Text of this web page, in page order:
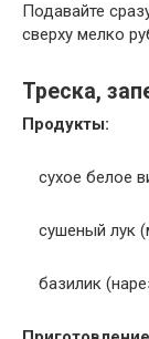
Подавайте
сверху мелко
Треска,
Продукты:
сухое белое
сушеный лук
базилик